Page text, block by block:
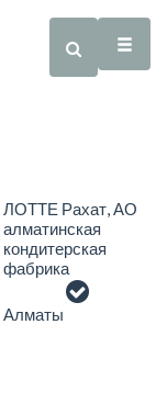
ЛОТТЕ Рахат, АО
алматинская
кондитерская
фабрика
Алматы